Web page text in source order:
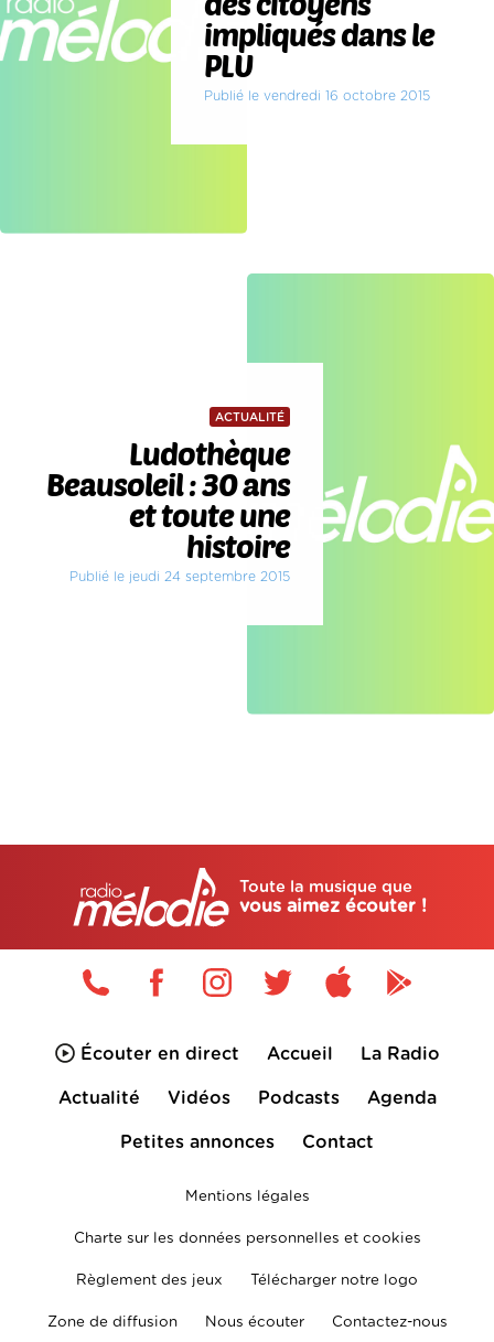
impliqués dans le
PLU
Publié le vendredi 16 octobre 2015
ACTUALITÉ
Ludothèque
Beausoleil : 30 ans
et toute une
histoire
Publié le jeudi 24 septembre 2015
Toute la musique que
vous aimez écouter !
Écouter en direct Accueil La Radio
Actualité Vidéos Podcasts Agenda
Petites annonces Contact
Mentions légales
Charte sur les données personnelles et cookies
Règlement des jeux Télécharger notre logo
Zone de diffusion Nous écouter Contactez-nous